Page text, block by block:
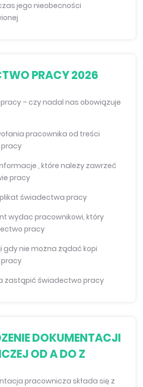
jego nieobecności
PRACY 2026
– czy nadal nas obowiązuje
pracownika od treści
, które należy zawrzeć
pracy
świadectwa pracy
wydac pracownikowi, który
pracy
gdy nie można żądać kopi
zastąpić świadectwo pracy
DOKUMENTACJI
OD A DO Z
pracownicza składa się z